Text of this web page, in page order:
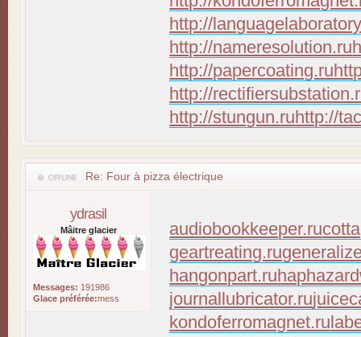
http://
http://nameresolution.ru
http://papercoating.ru
http://
http://stungun.ruhttp://
Re: Four à pizza électrique
ydrasil
Mâitre glacier
Messages: 191986
Glace préférée:mess
audiobookkeeper.ru
geartreating.ru
hangonpart.ru
journallubricator.ru
kondoferromagnet.ru